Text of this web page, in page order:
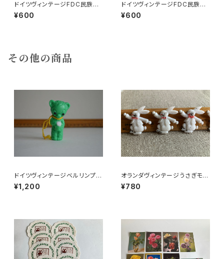
ドイツヴィンテージFDC民族衣
装b●ゾルブ1971旧東DDR
¥600
ドイツヴィンテージFDC民族衣
装a●ゾルブ1971旧東DDR
¥600
その他の商品
ドイツヴィンテージベルリンプラ
ベア緑176
¥1,200
オランダヴィンテージうさぎモチ
ーフプラパーツ30個セットb6
¥780